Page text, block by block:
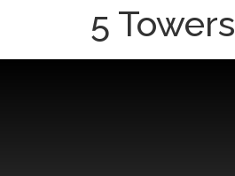
5 Towers